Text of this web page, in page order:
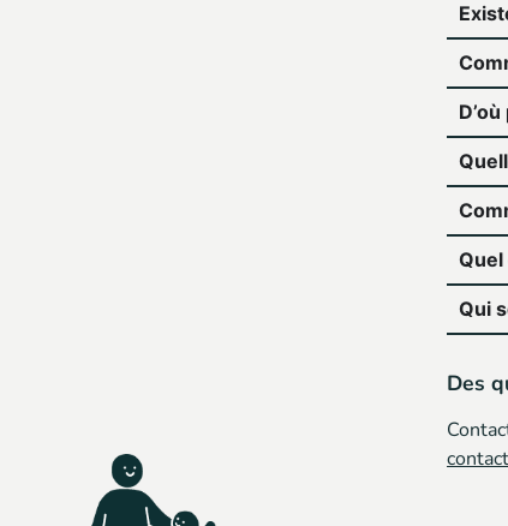
Quel
Qui
Des